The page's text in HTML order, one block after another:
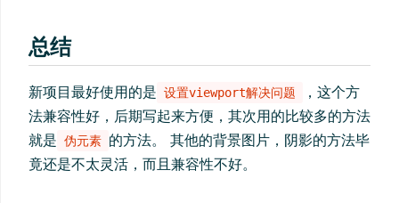
总结
新项目最好使用的是 设置viewport解决问题
，这个方
法兼容性好，后期写起来方便，其次用的比较多的方法
就是 伪元素 的方法。 其他的背景图片，阴影的方法毕
竟还是不太灵活，而且兼容性不好。